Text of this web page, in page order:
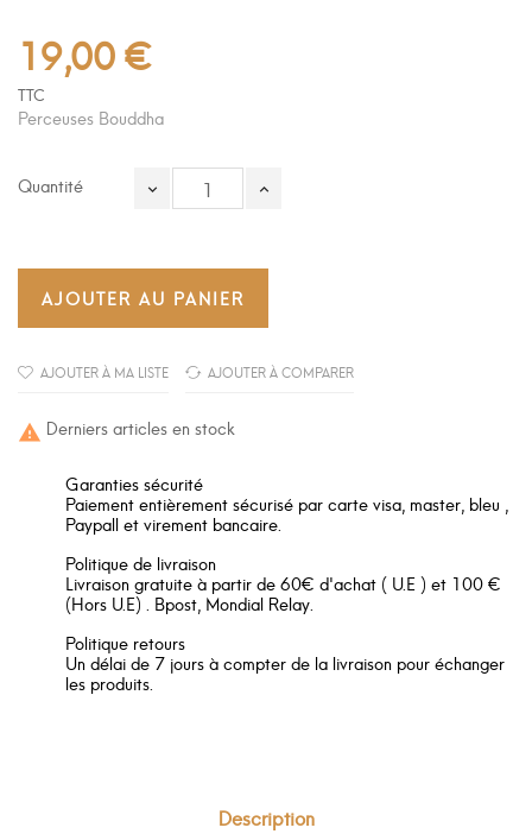
19,00 €
TTC
Perceuses Bouddha
Quantité
AJOUTER AU PANIER
AJOUTER À MA LISTE AJOUTER À COMPARER
 Derniers articles en stock
Garanties sécurité
Paiement entièrement sécurisé par carte visa, master, bleu ,
Paypall et virement bancaire.
Politique de livraison
Livraison gratuite à partir de 60€ d'achat ( U.E ) et 100 €
(Hors U.E) . Bpost, Mondial Relay.
Politique retours
Un délai de 7 jours à compter de la livraison pour échanger
les produits.
Description